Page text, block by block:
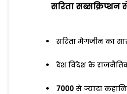
सरिता सब्सक्रिप्शन
सरिता मैगजीन का
देश विदेश के
7000 से ज्यादा